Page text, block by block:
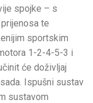
spojke – s
te
sportskim
1-2-4-5-3 i
će doživljaj
Ispušni sustav
sustavom